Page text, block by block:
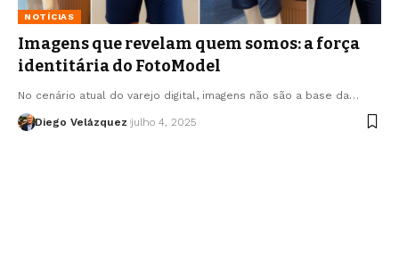
NOTÍCIAS
Imagens que revelam quem somos: a força
identitária do FotoModel
No cenário atual do varejo digital, imagens não são a base da…
Diego Velázquez julho 4, 2025